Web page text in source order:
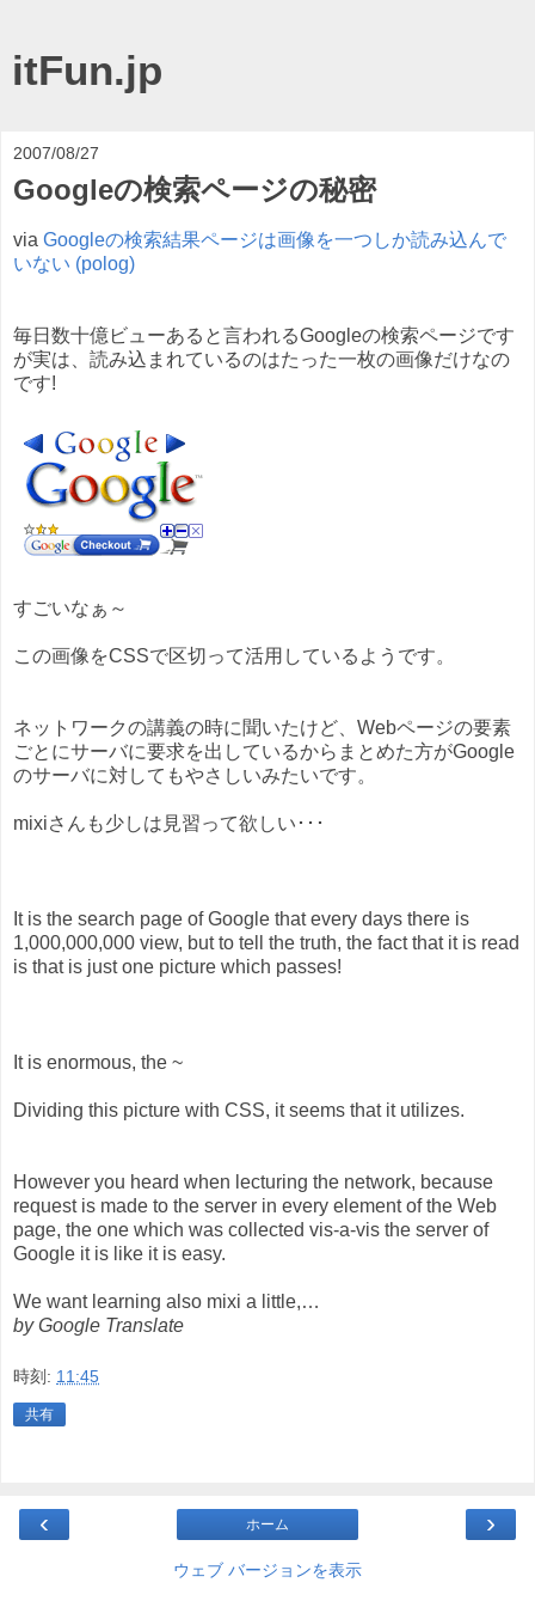
itFun.jp
2007/08/27
Googleの検索ページの秘密
via Googleの検索結果ページは画像を一つしか読み込んで
いない (polog)
毎日数十億ビューあると言われるGoogleの検索ページです
が実は、読み込まれているのはたった一枚の画像だけなの
です!
すごいなぁ～
この画像をCSSで区切って活用しているようです。
ネットワークの講義の時に聞いたけど、Webページの要素
ごとにサーバに要求を出しているからまとめた方がGoogle
のサーバに対してもやさしいみたいです。
mixiさんも少しは見習って欲しい･･･
It is the search page of Google that every days there is
1,000,000,000 view, but to tell the truth, the fact that it is read
is that is just one picture which passes!
It is enormous, the ~
Dividing this picture with CSS, it seems that it utilizes.
However you heard when lecturing the network, because
request is made to the server in every element of the Web
page, the one which was collected vis-a-vis the server of
Google it is like it is easy.
We want learning also mixi a little,…
by Google Translate
時刻: 11:45
共有
‹ ›
ホーム
ウェブ バージョンを表示